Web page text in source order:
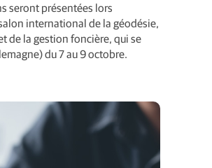
seront présentées lors
international de la géodésie,
de la gestion foncière, qui se
du 7 au 9 octobre.